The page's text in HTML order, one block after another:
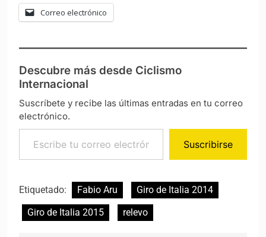
Correo electrónico
Descubre más desde Ciclismo
Internacional
Suscríbete y recibe las últimas entradas en tu correo
electrónico.
Escribe tu correo electrónico…
Suscribirse
Etiquetado: Fabio Aru
Giro de Italia 2014
Giro de Italia 2015
relevo